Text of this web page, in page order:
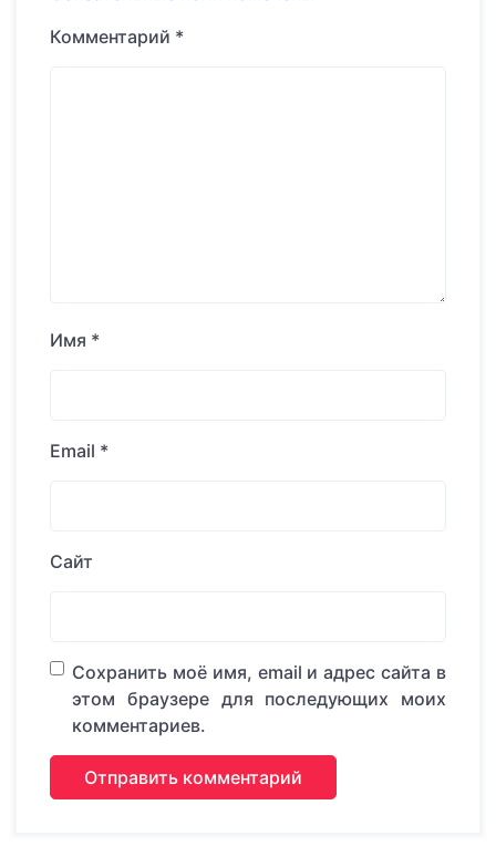
Комментарий *
Имя *
Email *
Сайт
Сохранить моё имя, email и адрес сайта в
этом браузере для последующих моих
комментариев.